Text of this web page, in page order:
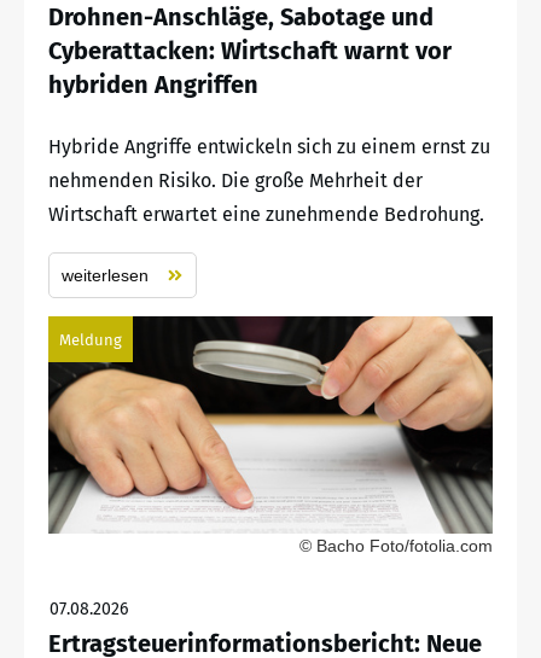
Drohnen-Anschläge, Sabotage und
Cyberattacken: Wirtschaft warnt vor
hybriden Angriffen
Hybride Angriffe entwickeln sich zu einem ernst zu
nehmenden Risiko. Die große Mehrheit der
Wirtschaft erwartet eine zunehmende Bedrohung.
weiterlesen
Meldung
© Bacho Foto/fotolia.com
07.08.2026
Ertragsteuerinformationsbericht: Neue